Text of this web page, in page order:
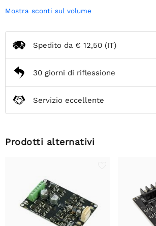
Mostra sconti sul volume
Spedito da € 12,50 (IT)
30 giorni di riflessione
Servizio eccellente
Prodotti alternativi